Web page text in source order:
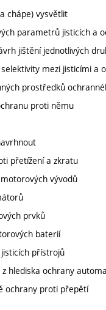
chápe) vysvětlit
parametrů jisticích a
jištění jednotlivých
mezi jisticími a
prostředků
proti němu
přetížení a zkratu
vývodů
prvků
baterií
přístrojů
hlediska ochrany
ochrany proti přepětí